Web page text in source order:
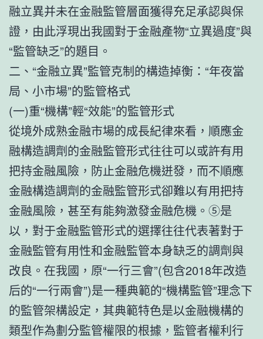
融立異并未在金融監管層面獲得充足承認與保
證，由此浮現出我國對于金融產物“立異過度”與
“監管缺乏”的題目。
二、“金融立異”監管克制的構造掉衡：“年夜當
局、小市場”的監管格式
(一)重“機構”輕“效能”的監管形式
從境外成熟金融市場的成長紀律來看，順應金
融構造調劑的金融監管形式往往可以或許有用
把持金融風險，防止金融危機迸發，而不順應
金融構造調劑的金融監管形式卻難以有用把持
金融風險，甚至有能夠激發金融危機。⑤是
以，對于金融監管形式的選擇往往代表著對于
金融監管有用性和金融監管本身缺乏的調劑與
改良。在我國，原“一行三會”(包含2018年改造
后的“一行兩會”)是一種典範的“機構監管”理念下
的監管架構設定，其典範特色是以金融機構的
類型作為劃分監管權限的根據，監管者權利行